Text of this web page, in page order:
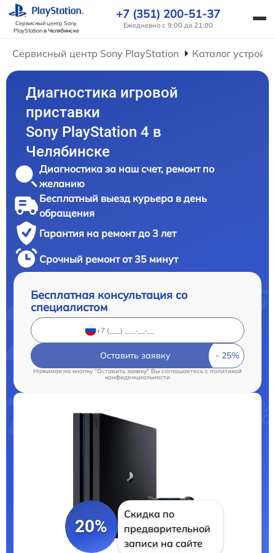
Сервисный центр Sony
PlayStationв Челябинске
+7 (351) 200-51-37
Ежедневно с 9:00 до 21:00
Сервисный центр Sony PlayStation Каталог
Диагностика игровой
приставки
Sony PlayStation 4 в
Челябинске
Диагностика за наш счет, ремонт по
желанию
Бесплатный выезд курьера в день
обращения
Гарантия на ремонт до 3 лет
Срочный ремонт от 35 минут
Бесплатная консультация со
специалистом
Оставить заявку
Нажимая на кнопку "Оставить заявку" Вы соглашаетесь cполитикой
конфиденциальности
20%
Скидка по
предварительной
записи на сайте